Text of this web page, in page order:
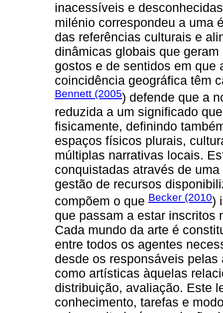
inacessíveis e
milénio correspondeu a uma
das referências culturais e
dinâmicas globais que
gostos e de sentidos em
coincidência geográfica têm
Bennett (2005) defende que a
reduzida a um significado
fisicamente, definindo
espaços físicos plurais,
múltiplas narrativas locais.
conquistadas através de
gestão de recursos
compõem o que Becker (2010)
que passam a estar inscritos
Cada mundo da arte é
entre todos os agentes
desde os responsáveis
como artísticas àquelas
distribuição, avaliação. Este
conhecimento, tarefas e